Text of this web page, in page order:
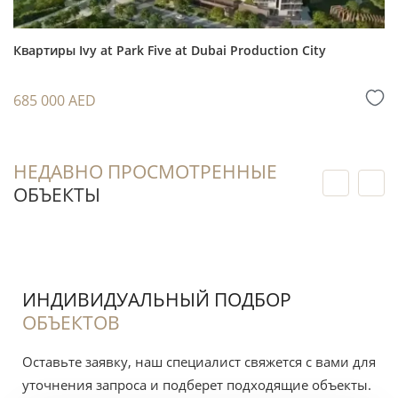
цену входа, предполагаемый период
будущего управления квартирой.
сервисный сбор и прогноз денежного
потока. Ставки и фактическая доходность
не гарантией результата.
О районе
Квартиры Ivy at Park Five at Dubai Production City
685 000 AED
НЕДАВНО ПРОСМОТРЕННЫЕ
ОБЪЕКТЫ
ИНДИВИДУАЛЬНЫЙ ПОДБОР
ОБЪЕКТОВ
Оставьте заявку, наш специалист свяжется с вами для
уточнения запроса и подберет подходящие объекты.